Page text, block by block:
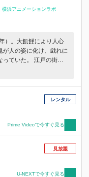
横浜アニメーションラボ
）。大飢饉により人心
が人の姿に化け、戯れに
ていた。 江戸の街か
葛野（かどの）。この
葛野に来たよそ者の二人
られ仲睦まじく日々を過
「いつきひめ」と呼ば
る日、甚太は鬼の討伐に
語る不思議な鬼に出会う
死と隣り合わせの甚
も健気に明るく兄を送り
め」として責務を果た
白夜。三人の運命の歯車
レンタル
Prime Videoで今すぐ見る
見放題
U-NEXTで今すぐ見る